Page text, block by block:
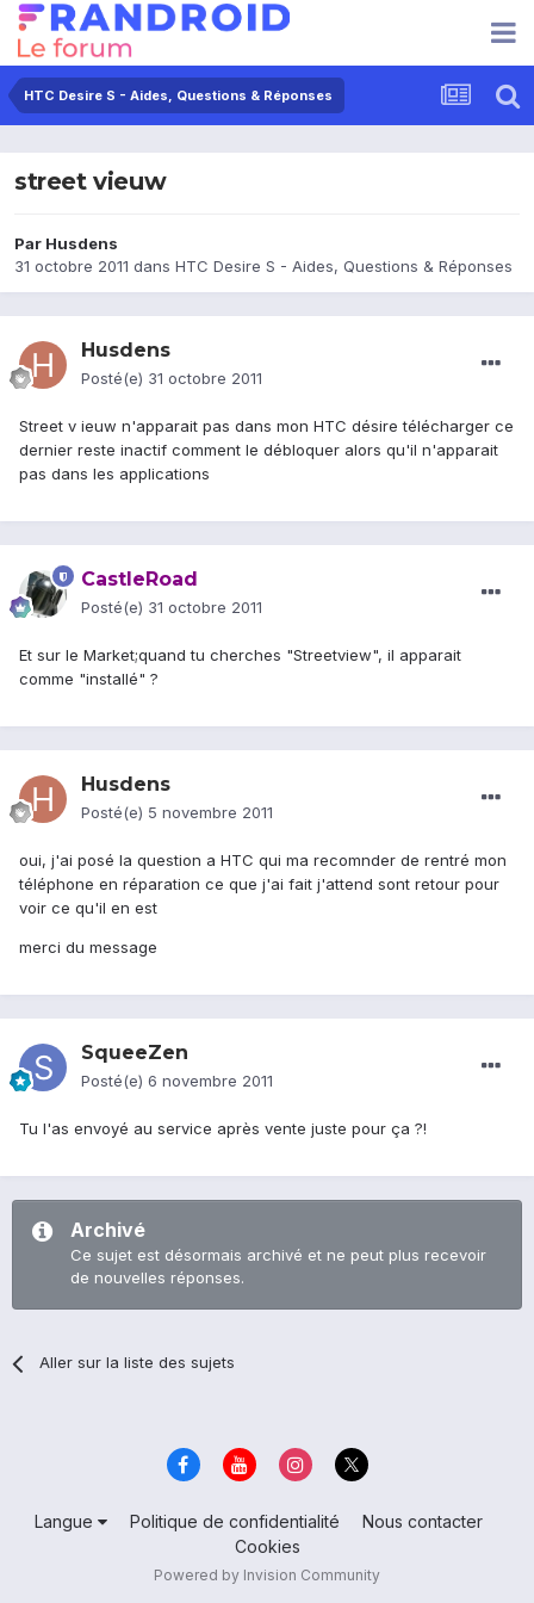
HTC Desire S - Aides, Questions & Réponses
street vieuw
Par Husdens
31 octobre 2011 dans HTC Desire S - Aides, Questions & Réponses
Husdens
Posté(e) 31 octobre 2011
Street v ieuw n'apparait pas dans mon HTC désire télécharger ce
dernier reste inactif comment le débloquer alors qu'il n'apparait
pas dans les applications
CastleRoad
Posté(e) 31 octobre 2011
Et sur le Market;quand tu cherches "Streetview", il apparait
comme "installé" ?
Husdens
Posté(e) 5 novembre 2011
oui, j'ai posé la question a HTC qui ma recomnder de rentré mon
téléphone en réparation ce que j'ai fait j'attend sont retour pour
voir ce qu'il en est
merci du message
SqueeZen
Posté(e) 6 novembre 2011
Tu l'as envoyé au service après vente juste pour ça ?!
Archivé
Ce sujet est désormais archivé et ne peut plus recevoir
de nouvelles réponses.
Aller sur la liste des sujets
Langue Politique de confidentialité
Nous contacter
Cookies
Powered by Invision Community